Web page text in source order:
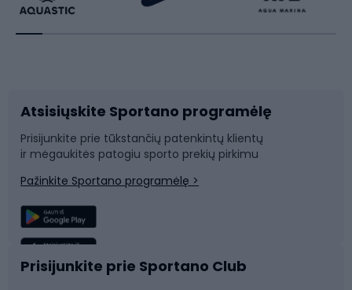
Dviratininkų apranga
Dviračių dalys
Laipiojimas
Žvejyba
Sportinė medicina
Rakečių sportas
Rogutės ir čiuožynės
Snieglenčių sportas
Plaukimas
Komandinis sportas
Atsisiųskite Sportano programėlę
Prisijunkite prie tūkstančių patenkintų klientų
ir mėgaukitės patogiu sporto prekių pirkimu
Pažinkite Sportano programėlę >
Prisijunkite prie Sportano Club